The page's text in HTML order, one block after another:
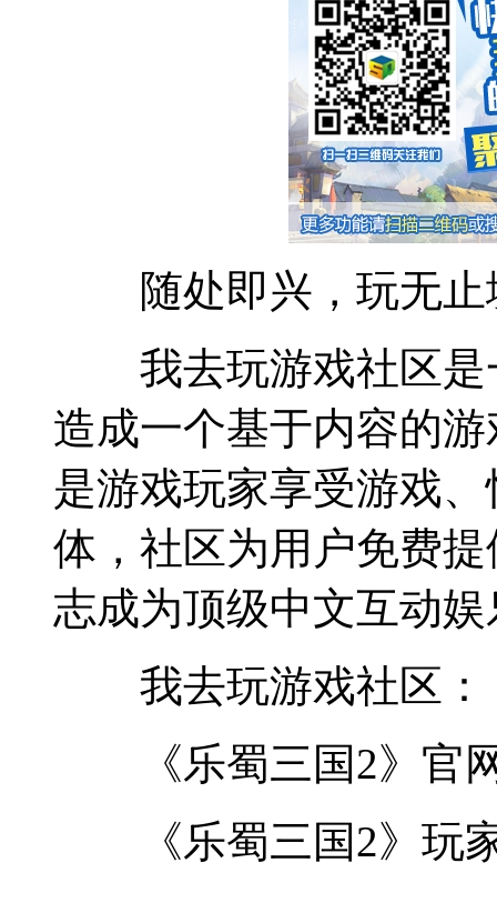
随处即兴，玩无止
我去玩游戏社区是
造成一个基于内容的
是游戏玩家享受游戏
体，社区为用户免费
志成为顶级中文互动
我去玩游戏社区：
《乐蜀三国2》官
《乐蜀三国2》玩家